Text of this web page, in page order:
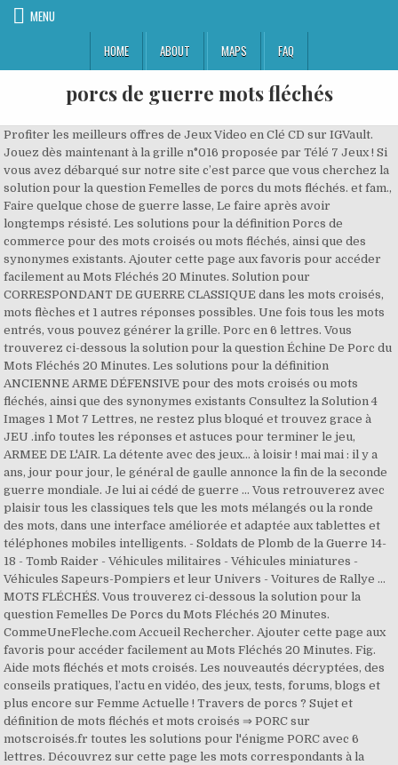
MENU
HOME
ABOUT MAPS FAQ
porcs de guerre mots fléchés
Profiter les meilleurs offres de Jeux Video en Clé CD sur IGVault.
Jouez dès maintenant à la grille n°016 proposée par Télé 7 Jeux ! Si
vous avez débarqué sur notre site c’est parce que vous cherchez la
solution pour la question Femelles de porcs du mots fléchés. et fam.,
Faire quelque chose de guerre lasse, Le faire après avoir
longtemps résisté. Les solutions pour la définition Porcs de
commerce pour des mots croisés ou mots fléchés, ainsi que des
synonymes existants. Ajouter cette page aux favoris pour accéder
facilement au Mots Fléchés 20 Minutes. Solution pour
CORRESPONDANT DE GUERRE CLASSIQUE dans les mots croisés,
mots flèches et 1 autres réponses possibles. Une fois tous les mots
entrés, vous pouvez générer la grille. Porc en 6 lettres. Vous
trouverez ci-dessous la solution pour la question Échine De Porc du
Mots Fléchés 20 Minutes. Les solutions pour la définition
ANCIENNE ARME DÉFENSIVE pour des mots croisés ou mots
fléchés, ainsi que des synonymes existants Consultez la Solution 4
Images 1 Mot 7 Lettres, ne restez plus bloqué et trouvez grace à
JEU .info toutes les réponses et astuces pour terminer le jeu,
ARMEE DE L'AIR. La détente avec des jeux… à loisir ! mai mai : il y a
ans, jour pour jour, le général de gaulle annonce la fin de la seconde
guerre mondiale. Je lui ai cédé de guerre … Vous retrouverez avec
plaisir tous les classiques tels que les mots mélangés ou la ronde
des mots, dans une interface améliorée et adaptée aux tablettes et
téléphones mobiles intelligents. - Soldats de Plomb de la Guerre 14-
18 - Tomb Raider - Véhicules militaires - Véhicules miniatures -
Véhicules Sapeurs-Pompiers et leur Univers - Voitures de Rallye ...
MOTS FLÉCHÉS. Vous trouverez ci-dessous la solution pour la
question Femelles De Porcs du Mots Fléchés 20 Minutes.
CommeUneFleche.com Accueil Rechercher. Ajouter cette page aux
favoris pour accéder facilement au Mots Fléchés 20 Minutes. Fig.
Aide mots fléchés et mots croisés. Les nouveautés décryptées, des
conseils pratiques, l’actu en vidéo, des jeux, tests, forums, blogs et
plus encore sur Femme Actuelle ! Travers de porcs ? Sujet et
définition de mots fléchés et mots croisés ⇒ PORC sur
motscroisés.fr toutes les solutions pour l'énigme PORC avec 6
lettres. Découvrez sur cette page les mots correspondants à la